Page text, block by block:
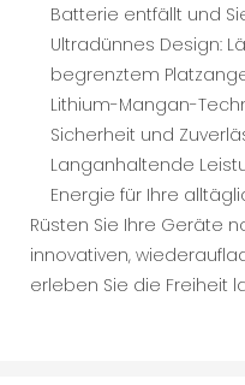
Batterie entfällt und
Ultradünnes Design:
begrenztem
Lithium-Mangan-
Sicherheit und
Langanhaltende
Energie für Ihre
Rüsten Sie Ihre Geräte
innovativen,
erleben Sie die Freiheit